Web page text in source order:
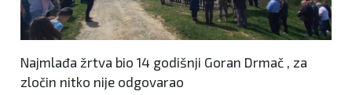
Najmlađa žrtva bio 14 godišnji Goran Drmač , za
zločin nitko nije odgovarao